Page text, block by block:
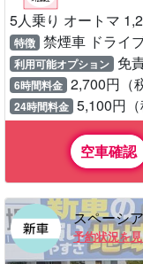
5人乗り オートマ
特徴 禁煙車 ドライ
利用可能オプション 免
6時間料金 2,700円（
24時間料金 5,100円（
空車確認
スペーシア
予約状況を